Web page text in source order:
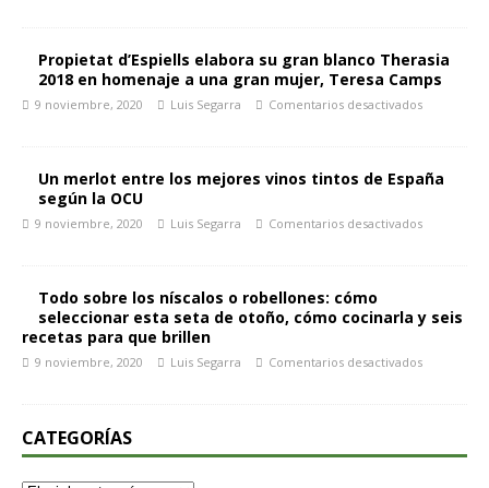
Propietat d’Espiells elabora su gran blanco Therasia
2018 en homenaje a una gran mujer, Teresa Camps
9 noviembre, 2020 Luis Segarra Comentarios desactivados
Un merlot entre los mejores vinos tintos de España
según la OCU
9 noviembre, 2020 Luis Segarra Comentarios desactivados
Todo sobre los níscalos o robellones: cómo
seleccionar esta seta de otoño, cómo cocinarla y seis
recetas para que brillen
9 noviembre, 2020 Luis Segarra Comentarios desactivados
CATEGORÍAS